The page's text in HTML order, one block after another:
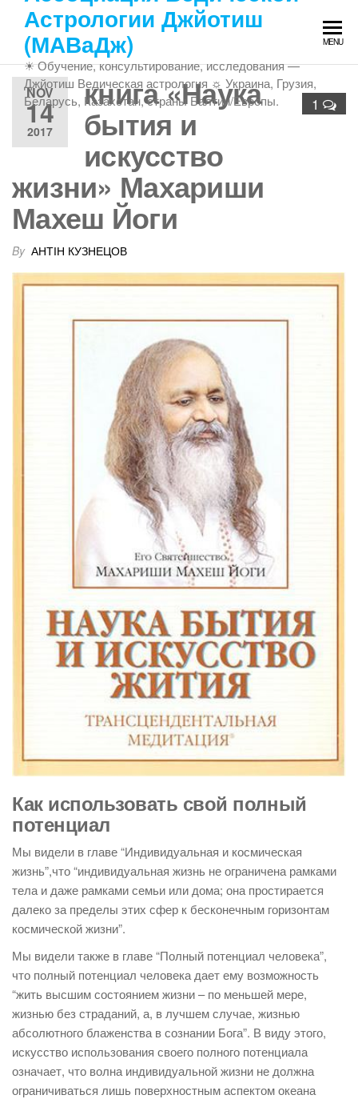
content
Астрологии Джйотиш
(МАВаДж)
☀ Обучение, консультирование, исследования —
Джйотиш Ведическая астрология ☼ Украина, Грузия,
Беларусь, Казахстан, страны Балтии/Европы.
MENU
NOV
14
2017
1
книга «Наука
бытия и
искусство
жизни» Махариши
Махеш Йоги
By АНТІН КУЗНЕЦОВ
Как использовать свой полный
потенциал
Мы видели в главе “Индивидуальная и космическая
жизнь”,что “индивидуальная жизнь не ограничена рамками
тела и даже рамками семьи или дома; она простирается
далеко за пределы этих сфер к бесконечным горизонтам
космической жизни”.
Мы видели также в главе “Полный потенциал человека”,
что полный потенциал человека дает ему возможность
“жить высшим состоянием жизни – по меньшей мере,
жизнью без страданий, а, в лучшем случае, жизнью
абсолютного блаженства в сознании Бога”. В виду этого,
искусство использования своего полного потенциала
означает, что волна индивидуальной жизни не должна
ограничиваться лишь поверхностным аспектом океана